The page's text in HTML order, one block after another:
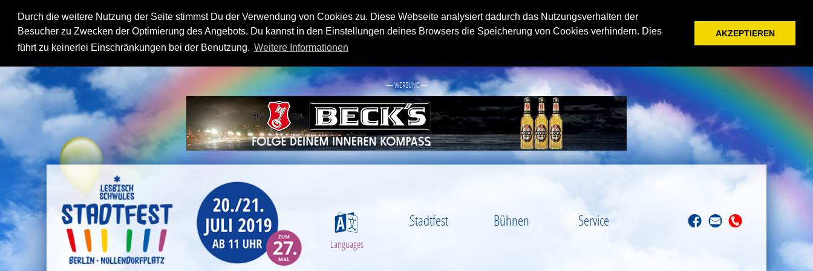
Durch die weitere Nutzung der Seite stimmst Du der Verwendung von Cookies zu. Diese Webseite analysiert dadurch das Nutzungsverhalten der
Besucher zu Zwecken der Optimierung des Angebots. Du kannst in den Einstellungen deines Browsers die Speicherung von Cookies verhindern. Dies
führt zu keinerlei Einschränkungen bei der Benutzung. Weitere Informationen
AKZEPTIEREN
— WERBUNG —
S
Languages
Stadtfest Bühnen Service f M T